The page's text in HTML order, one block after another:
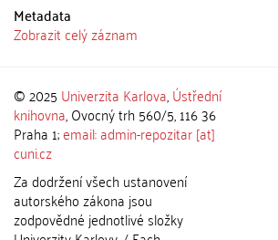
Metadata
Zobrazit celý záznam
© 2025 Univerzita Karlova,Ústřední
knihovna, Ovocný trh 560/5, 116 36
Praha 1;email: admin-repozitar [at]
cuni.cz
Za dodržení všech ustanovení
autorského zákona jsou
zodpovědné jednotlivé složky